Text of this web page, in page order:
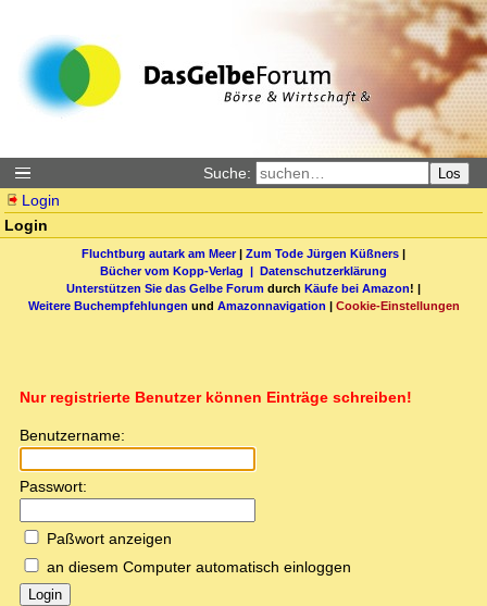
Suche: Los
Login
Login
Fluchtburg autark am Meer| Zum Tode Jürgen Küßners |
Bücher vom Kopp-Verlag | Datenschutzerklärung
Unterstützen Sie das Gelbe Forum durch Käufe bei Amazon! |
Weitere Buchempfehlungen und Amazonnavigation | Cookie-Einstellungen
Nur registrierte Benutzer können Einträge schreiben!
Benutzername:
Passwort:
Paßwort anzeigen
an diesem Computer automatisch einloggen
Login